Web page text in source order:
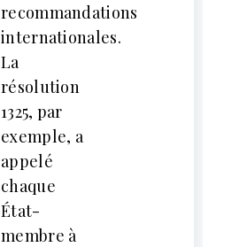
recommandations
internationales.
La
résolution
1325, par
exemple, a
appelé
chaque
État-
membre à